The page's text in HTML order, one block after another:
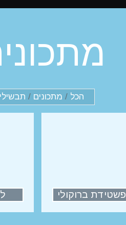
הכל / מתכונים /
פשטידת ברוקולי